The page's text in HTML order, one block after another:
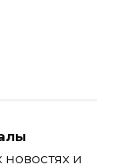
и